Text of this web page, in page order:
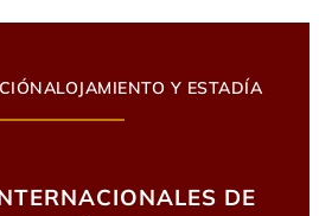
ALOJAMIENTO Y ESTADÍA
DE